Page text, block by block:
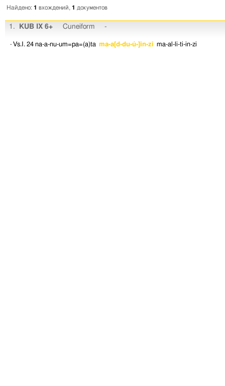
Найдено: 1 вхождений, 1 документов
1. KUB IX 6+ Cuneiform -
· Vs.I. 24 na-a-nu-um=pa=(a)ta ma-a[d-du-ú-]in-zi ma-al-li-ti-in-zi